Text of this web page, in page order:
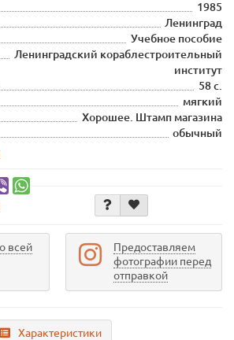
1985
Ленинград
Учебное пособие
Ленинградский кораблестроительный
институт
58 с.
мягкий
Хорошее. Штамп магазина
обычный
всей
Предоставляем
фотографии перед
отправкой
Характеристики